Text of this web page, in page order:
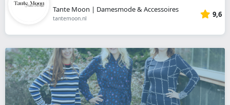
Tante Moon | Damesmode & Accessoires
tantemoon.nl 9,6